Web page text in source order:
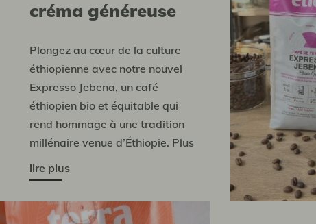
créma généreuse
Plongez au cœur de la culture
éthiopienne avec notre nouvel
Expresso Jebena, un café
éthiopien bio et équitable qui
rend hommage à une tradition
millénaire venue d’Éthiopie. Plus
véritable invitation à la
célèbre...
lire plus